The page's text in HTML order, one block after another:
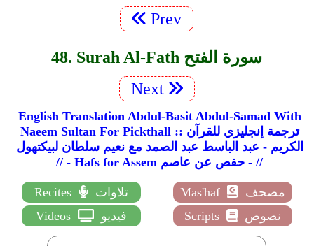
Prev
48. Surah Al-Fath سورة الفتح
Next
English Translation Abdul-Basit Abdul-Samad With
Naeem Sultan For Pickthall :: ترجمة إنجليزي للقرآن
الكريم - عبد الباسط عبد الصمد مع نعيم سلطان لبيكتهول
// - Hafs for Assem حفص عن عاصم - //
Recites تلاوات Mas'haf
مصحف
Videos
فيديو Scripts نصوص